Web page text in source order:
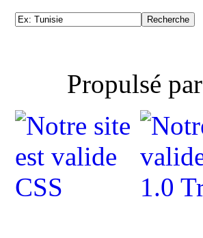
Propulsé par